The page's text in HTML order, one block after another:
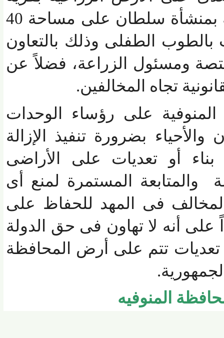
غمرين بالوحدة المحلية بمنشأة سلطان على مساحة 40
الطفلى وذلك بالتعاون
ومسئول الزراعة، فضلاً عن
تجاه المخالفين.
على رؤساء الوحدات
بضرورة تنفيذ الإزالة
أو تعديات على الأراضى
المستمرة لمنع أى
فى المهد للحفاظ على
أنه لا تهاون فى حق الدولة
تتم على أرض المحافظة
المنوفيه